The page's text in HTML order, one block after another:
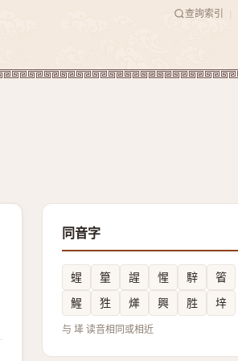
查詢索引
同音字
䗌 篂 謃 惺 騂
箵
鯹
狌 㷣 興 胜 垶
与 㙚 读音相同或相近